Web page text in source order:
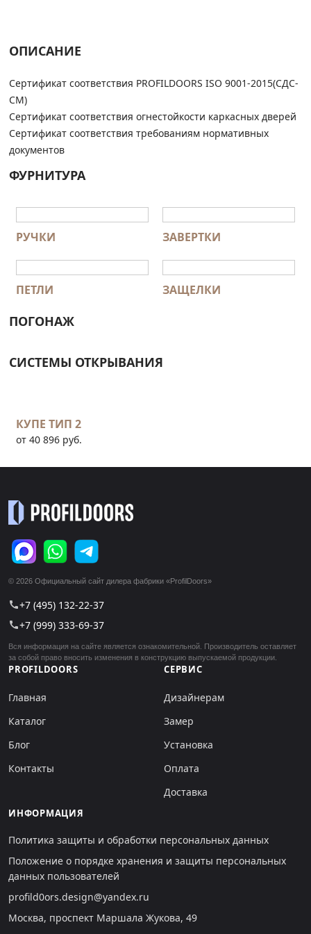
ОПИСАНИЕ
Сертификат соответствия PROFILDOORS ISO 9001-2015(СДС-
СМ)
Сертификат соответствия огнестойкости каркасных дверей
Сертификат соответствия требованиям нормативных
документов
ФУРНИТУРА
РУЧКИ ЗАВЕРТКИ
ПЕТЛИ ЗАЩЕЛКИ
ПОГОНАЖ
СИСТЕМЫ ОТКРЫВАНИЯ
КУПЕ ТИП 2
от 40 896 руб.
© 2026 Официальный сайт дилера фабрики «ProfilDoors»
call+7 (495) 132-22-37
call+7 (999) 333-69-37
Вся информация на сайте является ознакомительной. Производитель оставляет
за собой право вносить изменения в конструкцию выпускаемой продукции.
PROFILDOORS
Главная
Каталог
Блог
Контакты
СЕРВИС
Дизайнерам
Замер
Установка
Оплата
Доставка
ИНФОРМАЦИЯ
Политика защиты и обработки персональных данных
Положение о порядке хранения и защиты персональных
данных пользователей
profild0ors.design@yandex.ru
Москва, проспект Маршала Жукова, 49